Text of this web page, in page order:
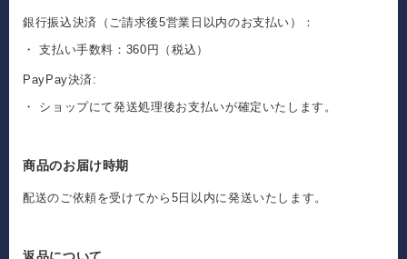
銀行振込決済（ご請求後5営業日以内のお支払い）：
・ 支払い手数料：360円（税込）
PayPay決済:
・ ショップにて発送処理後お支払いが確定いたします。
商品のお届け時期
配送のご依頼を受けてから5日以内に発送いたします。